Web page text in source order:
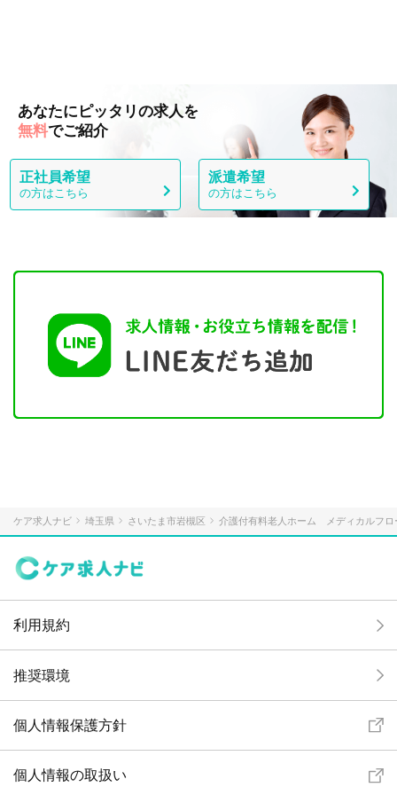
あなたにピッタリの求人を
無料でご紹介
正社員希望
の方はこちら
派遣希望
の方はこちら
ケア求人ナビ 埼玉県 さいたま市岩槻区 介護付有料老人ホーム メディカルフロ
利用規約
推奨環境
個人情報保護方針
個人情報の取扱い